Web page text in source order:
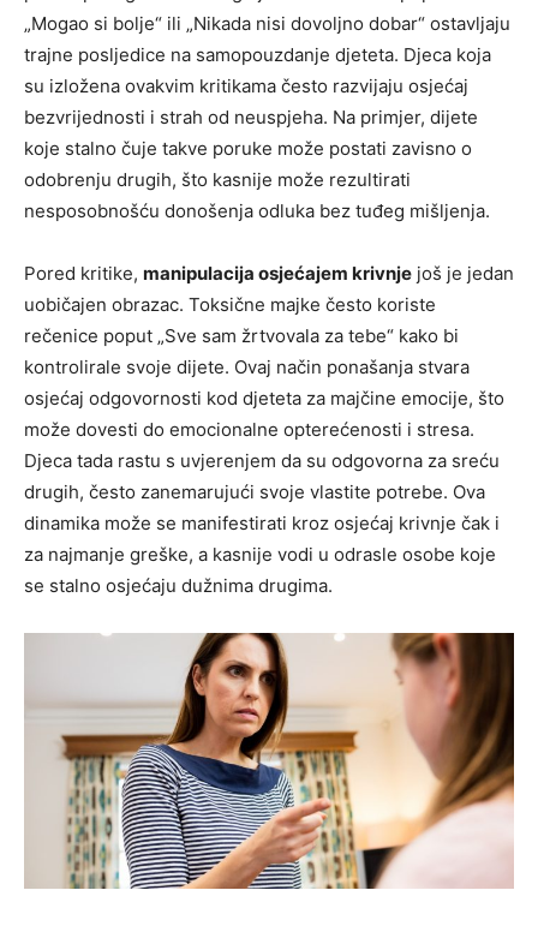
„Mogao si bolje“ ili „Nikada nisi dovoljno dobar“ ostavljaju
trajne posljedice na samopouzdanje djeteta. Djeca koja
su izložena ovakvim kritikama često razvijaju osjećaj
bezvrijednosti i strah od neuspjeha. Na primjer, dijete
koje stalno čuje takve poruke može postati zavisno o
odobrenju drugih, što kasnije može rezultirati
nesposobnošću donošenja odluka bez tuđeg mišljenja.
Pored kritike, manipulacija osjećajem krivnje još je jedan
uobičajen obrazac. Toksične majke često koriste
rečenice poput „Sve sam žrtvovala za tebe“ kako bi
kontrolirale svoje dijete. Ovaj način ponašanja stvara
osjećaj odgovornosti kod djeteta za majčine emocije, što
može dovesti do emocionalne opterećenosti i stresa.
Djeca tada rastu s uvjerenjem da su odgovorna za sreću
drugih, često zanemarujući svoje vlastite potrebe. Ova
dinamika može se manifestirati kroz osjećaj krivnje čak i
za najmanje greške, a kasnije vodi u odrasle osobe koje
se stalno osjećaju dužnima drugima.